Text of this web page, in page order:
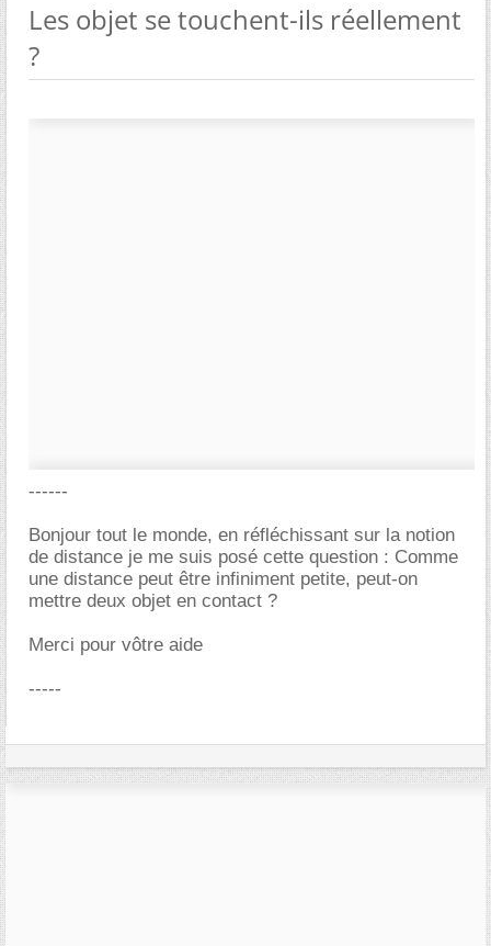
Les objet se touchent-ils réellement
?
------
Bonjour tout le monde, en réfléchissant sur la notion
de distance je me suis posé cette question : Comme
une distance peut être infiniment petite, peut-on
mettre deux objet en contact ?
Merci pour vôtre aide
-----